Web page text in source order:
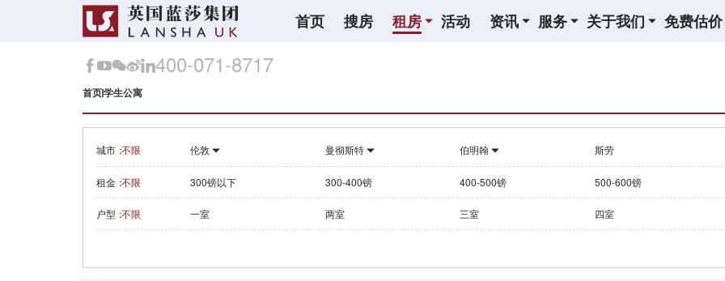
首页 搜房 租房 活动 资讯 服务 关于我们 免费估价
400-071-8717
首页学生公寓
城市：不限 伦敦 曼彻斯特 伯明翰 斯劳
租金：不限 300镑以下 300-400镑 400-500镑 500-600镑
户型：不限 一室 两室 三室 四室